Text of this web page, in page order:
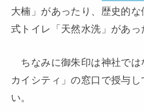
大楠」があったり、歴史的
式トイレ「天然水洗」があっ
ちなみに御朱印は神社では
カイシティ」の窓口で授与
い。